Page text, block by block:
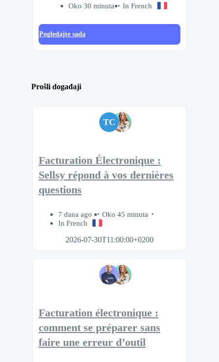
Oko 30 minuta In French
Pogledajte sada
Prošli događaji
TC
Facturation Électronique :
Sellsy répond à vos dernières
questions
7 dana ago
Oko 45 minuta
In French
2026-07-30T11:00:00+0200
Facturation électronique :
comment se préparer sans
faire une erreur d’outil